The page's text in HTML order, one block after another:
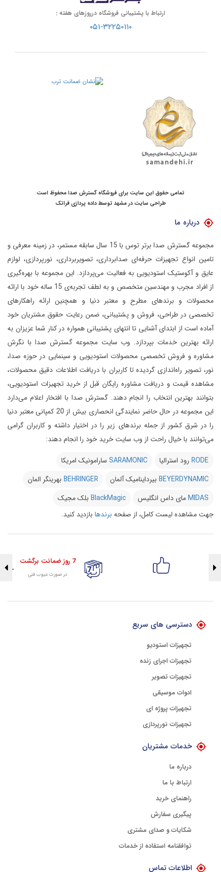
ارتباط با پشتیبانی فروشگاه درروزهای هفته :
۰۵۱-۳۲۲۵۰۱۱۰
تمامی حقوق این سایت برای فروشگاه گسترش صدا محفوظ است
طراحی سایت در مشهد توسطداده پردازی فراتک
درباره ما
مجموعه گسترش صدا برتر توس با 15 سال سابقه مستمر، در زمینه معرفی و
تامین انواع تجهیزات حرفه‌ای صدابرداری، تصویربرداری، نورپردازی، لوازم
عایق و آکوستیک استودیویی به فعالیت می‌پردازد. این مجموعه با بهره‌گیری
از افراد مجرب و مهندسین متخصص و به لطف تجربه‌ی 15 ساله خود با ارائه
محصولات و برندهای مطرح و معتبر دنیا و همچنین ارائه راهکارهای
تخصصی در طراحی، فروش و پشتیبانی، ضمن رعایت حقوق مشتریان خود
آماده است از ابتدای آشنایی تا انتهای پشتیبانی همواره در کنار شما عزیزان به
ارائه بهترین خدمات بپردازد. وب سایت مجموعه گسترش صدا با نگرش
مشاوره و فروش تخصصی محصولات استودیویی و سینمایی در حوزه صدا،
نور، تصویر راه‌اندازی گردیده تا کاربران با دریافت اطلاعات دقیق محصولات،
مشاهده قیمت و دریافت مشاوره رایگان قبل از خرید تجهیزات استودیویی،
بتوانند بهترین انتخاب را انجام دهند. گسترش صدا با افتخار اعلام می‌دارد
این مجموعه در حال حاضر نمایندگی انحصاری بیش از 20 کمپانی معتبر دنیا
را در شرق کشور از جمله برندهای زیر را در اختیار داشته و کاربران گرامی
می‌توانند با خیال راحت از وب سایت خرید خود را انجام دهند:
RODE رود استرالیا SARAMONIC سارامونیک امریکا
BEYERDYNAMIC بیرداینامیک آلمان BEHRINGER بهرینگر المان
MIDASمای داس انگلیس BlackMagic بلک مجیک
جهت مشاهده لیست کامل، از صفحه برندها بازدید کنید.
7 روز ضمانت برگشت
در صورت عیوب فنی
دسترسی های سریع
تجهیزات استودیو
تجهیزات اجرای زنده
تجهیزات تصویر
ادوات موسیقی
تجهیزات پروژه ای
تجهیزات نورپردازی
خدمات مشتریان
درباره ما
ارتباط با ما
راهنمای خرید
پیگیری سفارش
شکایات و صدای مشتری
توافقنامه استفاده از خدمات
اطلاعات تماس